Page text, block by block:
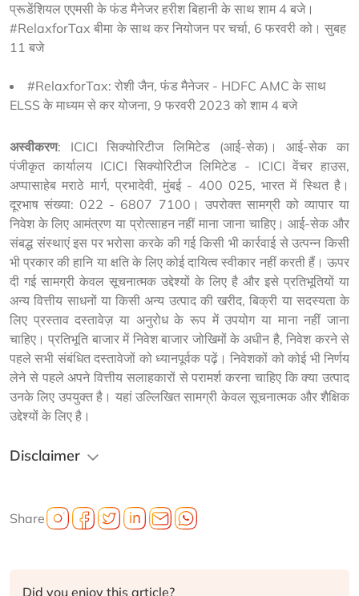
प्रूडेंशियल एएमसी के फंड मैनेजर हरीश बिहानी के साथ शाम 4 बजे।
#RelaxforTax बीमा के साथ कर नियोजन पर चर्चा, 6 फरवरी को। सुबह
#RelaxforTax: रोशी जैन, फंड मैनेजर - HDFC AMC के साथ
ELSS के माध्यम से कर योजना, 9 फरवरी 2023 को शाम 4 बजे
अस्वीकरण: ICICI सिक्योरिटीज लिमिटेड (आई-सेक)। आई-सेक का
पंजीकृत कार्यालय ICICI सिक्योरिटीज लिमिटेड - ICICI वेंचर हाउस,
अप्पासाहेब मराठे मार्ग, प्रभादेवी, मुंबई - 400 025, भारत में स्थित है।
दूरभाष संख्या: 022 - 6807 7100। उपरोक्त सामग्री को व्यापार या
निवेश के लिए आमंत्रण या प्रोत्साहन नहीं माना जाना चाहिए। आई-सेक और
संबद्ध संस्थाएं इस पर भरोसा करके की गई किसी भी कार्रवाई से उत्पन्न किसी
भी प्रकार की हानि या क्षति के लिए कोई दायित्व स्वीकार नहीं करती हैं। ऊपर
दी गई सामग्री केवल सूचनात्मक उद्देश्यों के लिए है और इसे प्रतिभूतियों या
अन्य वित्तीय साधनों या किसी अन्य उत्पाद की खरीद, बिक्री या सदस्यता के
लिए प्रस्ताव दस्तावेज़ या अनुरोध के रूप में उपयोग या माना नहीं जाना
चाहिए। प्रतिभूति बाजार में निवेश बाजार जोखिमों के अधीन है, निवेश करने से
पहले सभी संबंधित दस्तावेजों को ध्यानपूर्वक पढ़ें। निवेशकों को कोई भी निर्णय
लेने से पहले अपने वित्तीय सलाहकारों से परामर्श करना चाहिए कि क्या उत्पाद
उनके लिए उपयुक्त है। यहां उल्लिखित सामग्री केवल सूचनात्मक और शैक्षिक
उद्देश्यों के लिए है।
Disclaimer
Share
Did you enjoy this article?